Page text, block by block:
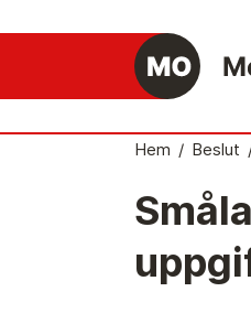
Det
Så här
Hem / Beslut